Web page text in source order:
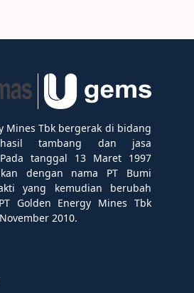
Mines Tbk bergerak di bidang
hasil tambang dan jasa
tanggal 13 Maret 1997
dengan nama PT Bumi
yang kemudian berubah
Golden Energy Mines Tbk
2010.